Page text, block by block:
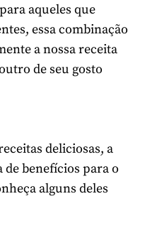
aqueles que
essa combinação
a nossa receita
de seu gosto
deliciosas, a
benefícios para o
alguns deles